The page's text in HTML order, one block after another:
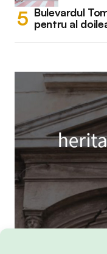
Bulevardul
pentru al